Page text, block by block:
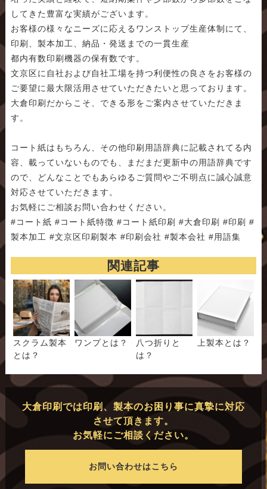
してきた豊富な実績がございます。
お客様の様々なニーズに応えるワンストップ生産体制にて、
印刷、製本加工、納品・発送までの一貫生産
都内有数印刷機器の保有数です。
文京区に自社および自社工場を持つ利便性の良さをお客様の
ご要望に最大限活用させていただきたいと思っております。
大倉印刷だからこそ、できる形をご案内させていただきま
す。
コート紙はもちろん、その他印刷用語辞典に記載されてる内
容、載っていないものでも、まだまだ更新中の用語辞典です
ので、どんなことでもあらゆるご質問やご不明点に誠心誠意
対応させていただきます。
お気軽にご相談お問い合わせください。
#コート紙 #コート紙特徴 #コート紙印刷 #大倉印刷 #印刷 #
製本加工 #文京区印刷製本 #印刷会社 #製本会社 #用語集
関連記事
スクラム製本
とは？
ワンプとは？
八つ折りと
は？
上製本とは？
大倉印刷では印刷、製本のお困り事に真摯に対応
させて頂きます。
お気軽にご相談ください。
お問い合わせはこちら